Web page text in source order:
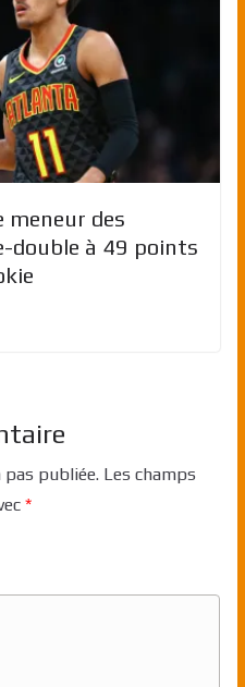
meneur des
double à 49 points
pas publiée. Les champs
*